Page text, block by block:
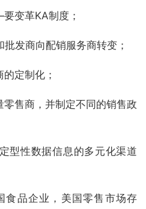
变革KA制度；
发商向配销服务商转变；
定制化；
售商，并制定不同的销售政
型性数据信息的多元化渠道
食品企业，美国零售市场存